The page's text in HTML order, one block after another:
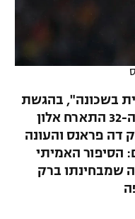
ספורט1, "מחצית בשכונה", בהגשת
רון עמיקם, עלה לאוויר. בפרק ה-32 התארח אלון
דה פראנס והעונה
הסיפור האמיתי
שמבחינתו ברק